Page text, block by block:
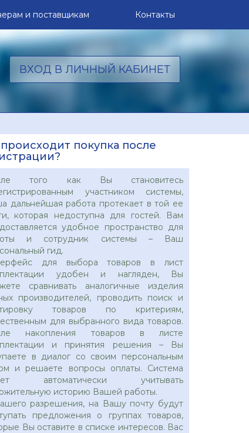
и поставщикам Контакты
ВХОД В ЛИЧНЫЙ КАБИНЕТ
покупка после
того как Вы становитесь
участником системы,
дальнейшая работа протекает в той ее
которая недоступна для гостей. Вам
удобное пространство для
и сотрудник системы – Ваш
гид.
для выбора товаров в лист
удобен и нагляден, Вы
сравнивать аналогичные изделия
производителей, проводить поиск и
товаров по критериям,
для выбранного вида товаров.
накопления товаров в листе
и принятия решения – Вы
в диалог со своим персональным
и решаете вопросы оплаты. Система
автоматически учитывать
историю Вашей работы.
разрешения, на Вашу почту будут
предложения о группах товаров,
Вы оставите в списке интересов. Вас